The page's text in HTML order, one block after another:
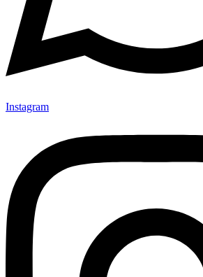
Instagram